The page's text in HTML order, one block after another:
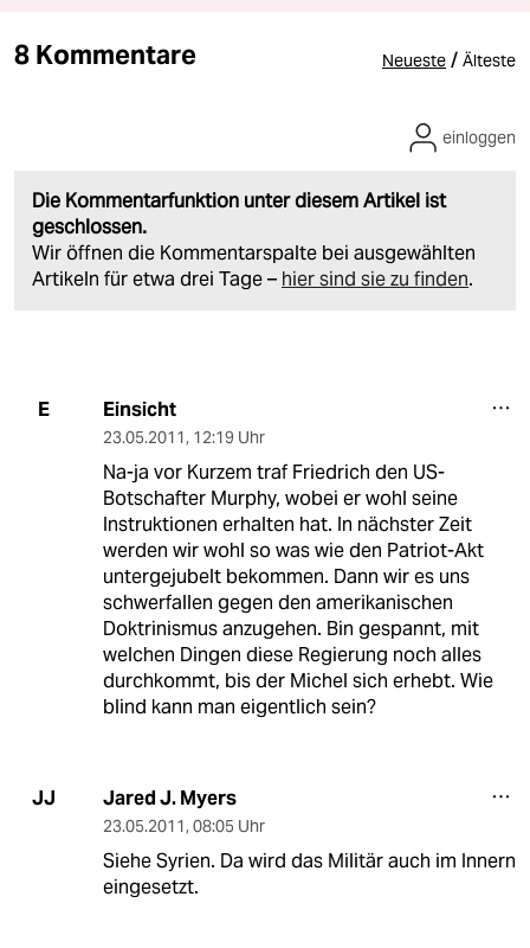
8 Kommentare Neueste / Älteste
Die Kommentarfunktion unter diesem Artikel ist
geschlossen.
Wir öffnen die Kommentarspalte bei ausgewählten
Artikeln für etwa drei Tage – hier sind sie zu finden.
einloggen
E Einsicht
23.05.2011, 12:19 Uhr
Na-ja vor Kurzem traf Friedrich den US-
Botschafter Murphy, wobei er wohl seine
Instruktionen erhalten hat. In nächster Zeit
werden wir wohl so was wie den Patriot-Akt
untergejubelt bekommen. Dann wir es uns
schwerfallen gegen den amerikanischen
Doktrinismus anzugehen. Bin gespannt, mit
welchen Dingen diese Regierung noch alles
durchkommt, bis der Michel sich erhebt. Wie
blind kann man eigentlich sein?
JJ Jared J. Myers
23.05.2011, 08:05 Uhr
Siehe Syrien. Da wird das Militär auch im Innern
eingesetzt.